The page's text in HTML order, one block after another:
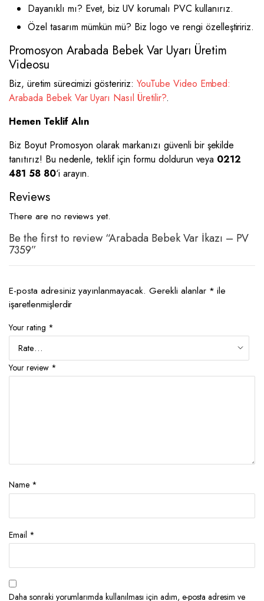
Dayanıklı mı? Evet, biz UV korumalı PVC kullanırız.
Özel tasarım mümkün mü? Biz logo ve rengi özelleştiririz.
Promosyon Arabada Bebek Var Uyarı Üretim
Videosu
Biz, üretim sürecimizi gösteririz: YouTube Video Embed:
Arabada Bebek Var Uyarı Nasıl Üretilir?.
Hemen Teklif Alın
Biz Boyut Promosyon olarak markanızı güvenli bir şekilde
tanıtırız! Bu nedenle, teklif için formu doldurun veya 0212
481 58 80‘i arayın.
Reviews
There are no reviews yet.
Be the first to review “Arabada Bebek Var İkazı – PV
7359”
E-posta adresiniz yayınlanmayacak. Gerekli alanlar * ile
işaretlenmişlerdir
Your rating *
Your review *
Name *
Email *
Daha sonraki yorumlarımda kullanılması için adım, e-posta adresim ve